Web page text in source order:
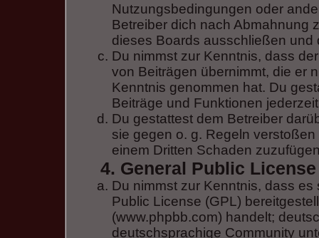
Nutzungsbedingungen oder
Betreiber dich nach Abmahnung
dieses Boards ausschließen und
Du nimmst zur Kenntnis, dass
von Beiträgen übernimmt, die er
Kenntnis genommen hat. Du
Beiträge und Funktionen
Du gestattest dem Betreiber
sie gegen o. g. Regeln
einem Dritten Schaden
4. General Public License
Du nimmst zur Kenntnis, dass
Public License (GPL)
(www.phpbb.com) handelt;
deutschsprachige Community